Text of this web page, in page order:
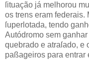
ſituação já melhorou
os trens eram federais.
ſuperlotada, tendo
Autódromo sem
quebrado e atraſado, e
paßageiros para entrar